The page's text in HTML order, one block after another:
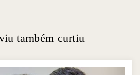
também curtiu